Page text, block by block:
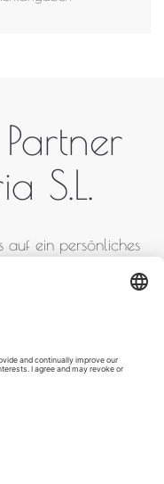
S.L.
auf ein persönliches